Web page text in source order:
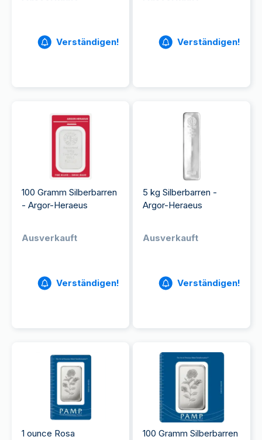
Verständigen! Verständigen!
100 Gramm Silberbarren
- Argor-Heraeus
Ausverkauft
Verständigen!
5 kg Silberbarren -
Argor-Heraeus
Ausverkauft
Verständigen!
1 ounce Rosa
100 Gramm Silberbarren